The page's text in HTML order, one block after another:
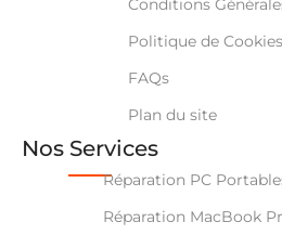
Conditions
Politique de Cookies
FAQs
Plan du site
Nos Services
Réparation PC
Réparation MacBook